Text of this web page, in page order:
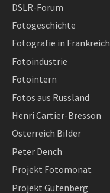
DSLR-Forum
Fotogeschichte
Fotografie in Frankreich
Fotoindustrie
Fotointern
Fotos aus Russland
Henri Cartier-Bresson
Österreich Bilder
Peter Dench
Projekt Fotomonat
Projekt Gutenberg